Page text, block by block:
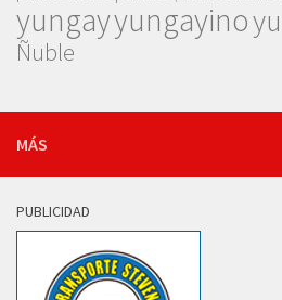
yungayyungayino
Ñuble
MÁS
PUBLICIDAD